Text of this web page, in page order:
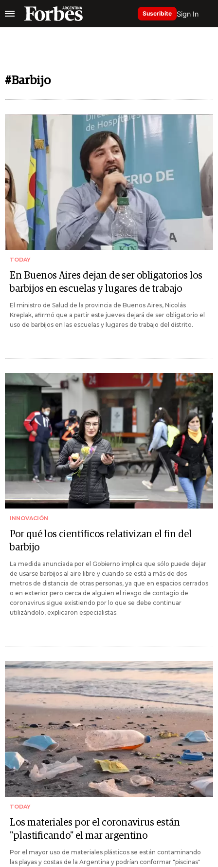
Suscribite Sign In
#Barbijo
TODAY
En Buenos Aires dejan de ser obligatorios los
barbijos en escuelas y lugares de trabajo
El ministro de Salud de la provincia de Buenos Aires, Nicolás
Kreplak, afirmó que a partir este jueves dejará de ser obligatorio el
uso de barbijos en las escuelas y lugares de trabajo del distrito.
INNOVACIÓN
Por qué los científicos relativizan el fin del
barbijo
La medida anunciada por el Gobierno implica que sólo puede dejar
de usarse barbijos al aire libre y cuando se está a más de dos
metros de distancia de otras personas, ya que en espacios cerrados
o en exterior pero cerca de alguien el riesgo de contagio de
coronavirus sigue existiendo por lo que se debe continuar
utilizándolo, explicaron especialistas.
TODAY
Los materiales por el coronavirus están
"plastificando" el mar argentino
Por el mayor uso de materiales plásticos se están contaminando
las playas y costas de la Argentina y podrían conformar "piscinas"